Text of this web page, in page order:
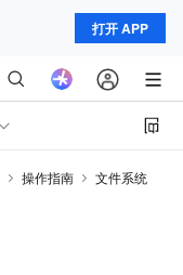
打开 APP
操作指南
文件系统